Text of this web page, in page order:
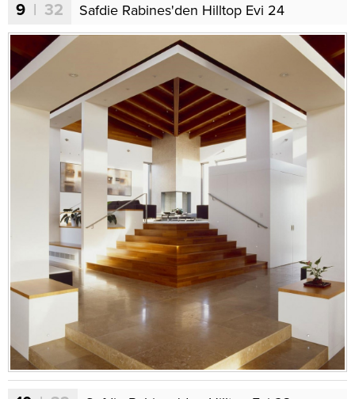
9 | 32 Safdie Rabines'den Hilltop Evi 24